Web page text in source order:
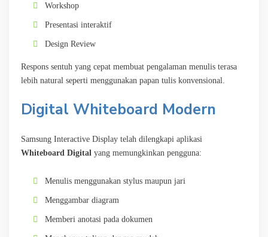
Workshop
Presentasi interaktif
Design Review
Respons sentuh yang cepat membuat pengalaman menulis terasa
lebih natural seperti menggunakan papan tulis konvensional.
Digital Whiteboard Modern
Samsung Interactive Display telah dilengkapi aplikasi
Whiteboard Digital yang memungkinkan pengguna:
Menulis menggunakan stylus maupun jari
Menggambar diagram
Memberi anotasi pada dokumen